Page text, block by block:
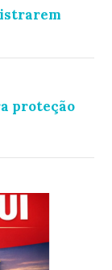
proteção